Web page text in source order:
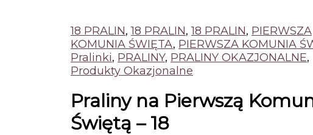
18 PRALIN,18 PRALIN,18 PRALIN, PIERWSZA
KOMUNIA ŚWIĘTA, PIERWSZA KOMUNIA
Pralinki, PRALINY, PRALINY OKAZJONALNE,
Produkty Okazjonalne
Praliny na Pierwszą
Świętą – 18